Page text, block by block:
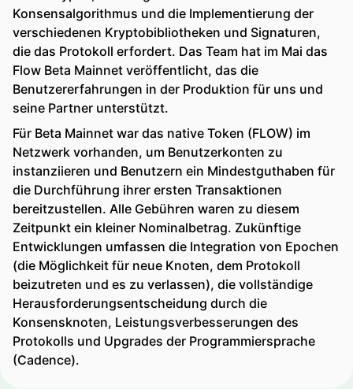
Konsensalgorithmus und die Implementierung der
verschiedenen Kryptobibliotheken und Signaturen,
die das Protokoll erfordert. Das Team hat im Mai das
Flow Beta Mainnet veröffentlicht, das die
Benutzererfahrungen in der Produktion für uns und
seine Partner unterstützt.
Für Beta Mainnet war das native Token (FLOW) im
Netzwerk vorhanden, um Benutzerkonten zu
instanziieren und Benutzern ein Mindestguthaben für
die Durchführung ihrer ersten Transaktionen
bereitzustellen. Alle Gebühren waren zu diesem
Zeitpunkt ein kleiner Nominalbetrag. Zukünftige
Entwicklungen umfassen die Integration von Epochen
(die Möglichkeit für neue Knoten, dem Protokoll
beizutreten und es zu verlassen), die vollständige
Herausforderungsentscheidung durch die
Konsensknoten, Leistungsverbesserungen des
Protokolls und Upgrades der Programmiersprache
(Cadence).